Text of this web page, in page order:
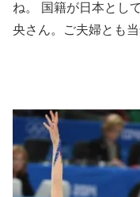
ね。 国籍が日本とし
央さん。ご夫婦とも当